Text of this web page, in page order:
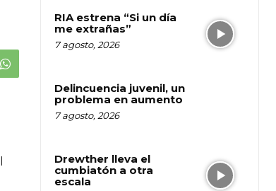
RIA estrena “Si un día
me extrañas”
7 agosto, 2026
Delincuencia juvenil, un
problema en aumento
7 agosto, 2026
Drewther lleva el
cumbiatón a otra
escala